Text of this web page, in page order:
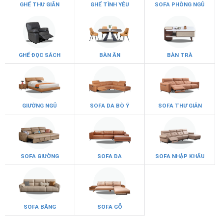
GHẾ THƯ GIÃN GHẾ TÌNH YÊU SOFA PHÒNG NGỦ
GHẾ ĐỌC SÁCH BÀN ĂN BÀN TRÀ
GIƯỜNG NGỦ SOFA DA BÒ Ý SOFA THƯ GIÃN
SOFA GIƯỜNG SOFA DA SOFA NHẬP KHẨU
SOFA BĂNG SOFA GỖ